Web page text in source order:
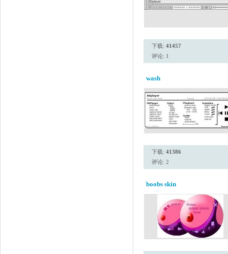
下载: 41457
评论: 1
wash
下载: 41386
评论: 2
boobs skin